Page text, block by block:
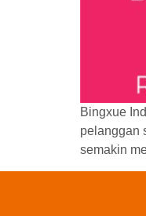
Bingxue
pelanggan
semakin